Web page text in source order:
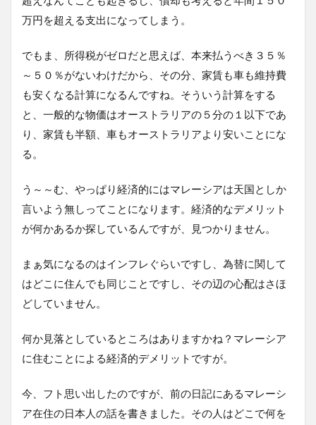
万円を超える支出になってしまう。
でもま、所得税がゼロだと思えば、本来払うべき３５％
～５０％がないわけだから、その分、家賃も車も維持費
も安くなる計算になるんですね。そういう計算をする
と、一般的な物価はオーストラリアの５分の１以下であ
り、家賃も半額、車もオーストラリアより安いことにな
る。
う～～む、やっぱり経済的にはマレーシアは天国としか
言いよう無しってことになります。経済的なデメリット
が何かあるか探しているんですが、見つかりません。
まぁ気になるのはインフレぐらいですし、為替に関して
はどこに住んでも同じことですし、その辺の心配はさほ
どしていません。
何か見落としているところはありますかね？マレーシア
に住むことによる経済的デメリットですが。
今、フト思い出したのですが、前の日記にあるマレーシ
ア在住の日本人の話を書きました。その人はどこで何を